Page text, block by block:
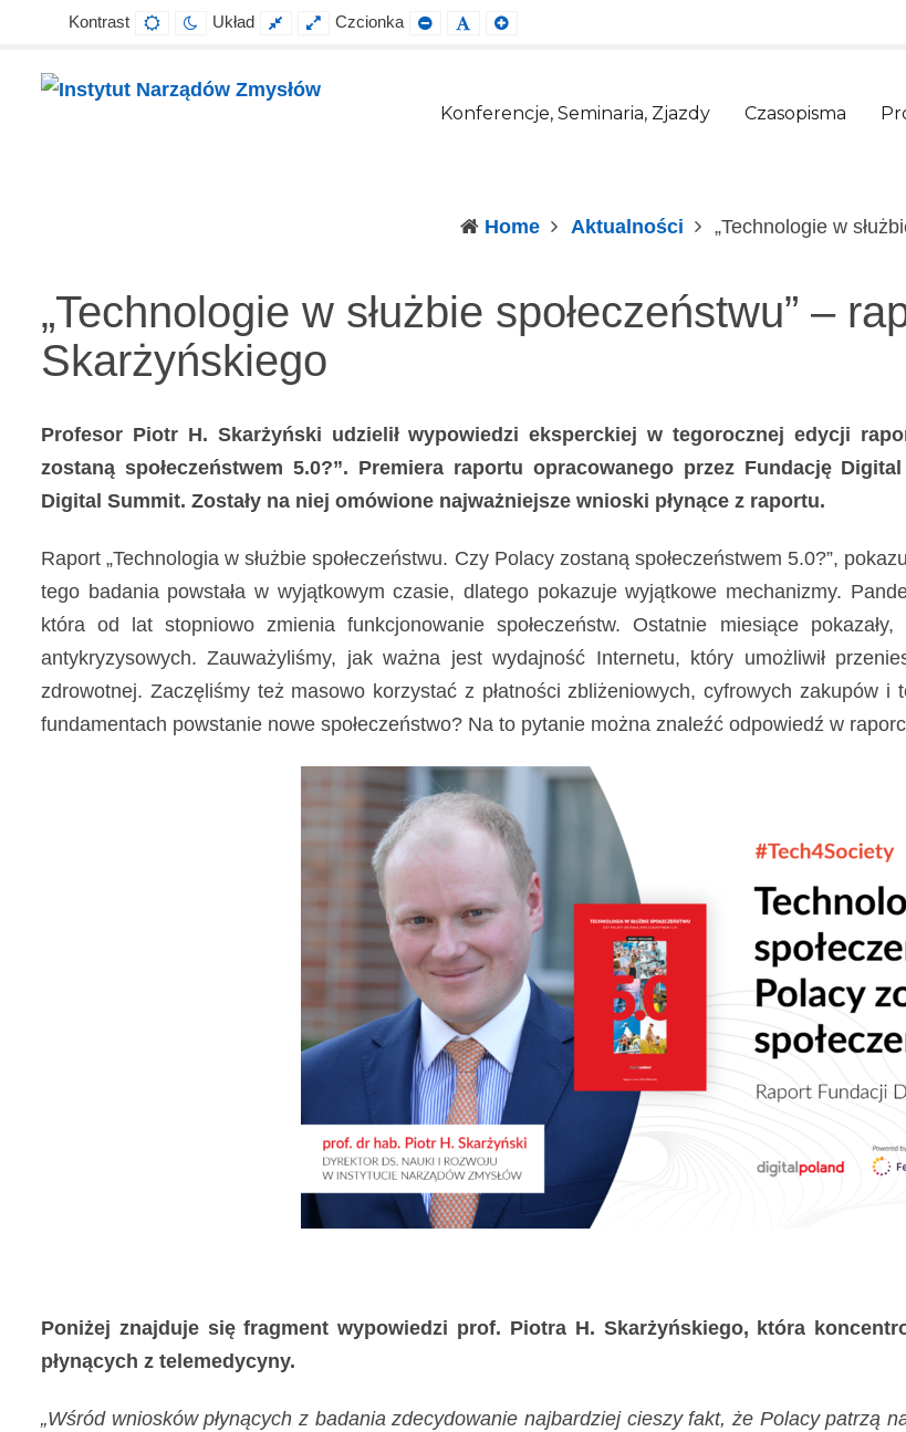
wdrażanie
badawczo-
zakresu
profilaktyki,
leczenia
rehabilitacji
schorzeń
narządów
zmysłów
Kontrast
DefaultNight
Układ
FixedWide
Czcionka
SmallerDefaultLarger
Konferencje, Seminaria, Zjazdy Czasopisma
Home Aktualności „Technologie w
„Technologie w służbie społeczeństwu” –
Skarżyńskiego
Profesor Piotr H. Skarżyński udzielił wypowiedzi eksperckiej w tegorocznej edycji
zostaną społeczeństwem 5.0?”. Premiera raportu opracowanego przez Fundację
Digital Summit. Zostały na niej omówione najważniejsze wnioski płynące z raportu.
Raport „Technologia w służbie społeczeństwu. Czy Polacy zostaną społeczeństwem 5.0?”,
tego badania powstała w wyjątkowym czasie, dlatego pokazuje wyjątkowe mechanizmy.
która od lat stopniowo zmienia funkcjonowanie społeczeństw. Ostatnie miesiące
antykryzysowych. Zauważyliśmy, jak ważna jest wydajność Internetu, który umożliwił
zdrowotnej. Zaczęliśmy też masowo korzystać z płatności zbliżeniowych, cyfrowych zakupów
fundamentach powstanie nowe społeczeństwo? Na to pytanie można znaleźć odpowiedź w
Poniżej znajduje się fragment wypowiedzi prof. Piotra H. Skarżyńskiego, która
płynących z telemedycyny.
„Wśród wniosków płynących z badania zdecydowanie najbardziej cieszy fakt, że Polacy patrzą